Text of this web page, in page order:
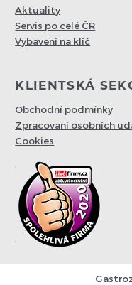
Aktuality
Servis po celé ČR
Vybavení na klíč
KLIENTSKÁ
Obchodní podmínky
Zpracovaní osobních
Cookies